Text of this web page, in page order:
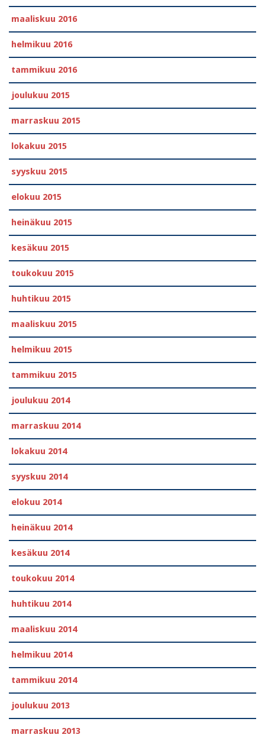
maaliskuu 2016
helmikuu 2016
tammikuu 2016
joulukuu 2015
marraskuu 2015
lokakuu 2015
syyskuu 2015
elokuu 2015
heinäkuu 2015
kesäkuu 2015
toukokuu 2015
huhtikuu 2015
maaliskuu 2015
helmikuu 2015
tammikuu 2015
joulukuu 2014
marraskuu 2014
lokakuu 2014
syyskuu 2014
elokuu 2014
heinäkuu 2014
kesäkuu 2014
toukokuu 2014
huhtikuu 2014
maaliskuu 2014
helmikuu 2014
tammikuu 2014
joulukuu 2013
marraskuu 2013